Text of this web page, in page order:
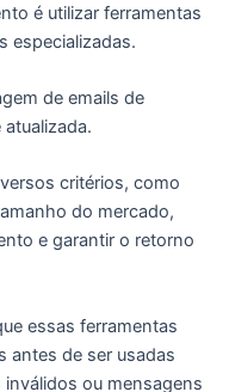
é utilizar ferramentas
especializadas.
de emails de
critérios, como
do mercado,
e garantir o retorno
essas ferramentas
antes de ser usadas
ou mensagens